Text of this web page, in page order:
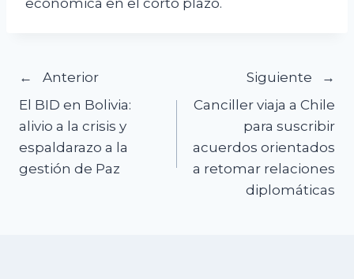
económica en el corto plazo.
Navegación
de
entradas
Anterior
El BID en Bolivia:
alivio a la crisis y
espaldarazo a la
gestión de Paz
Siguiente
Canciller viaja a Chile
para suscribir
acuerdos orientados
a retomar relaciones
diplomáticas